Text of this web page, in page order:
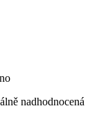
nadhodnocená